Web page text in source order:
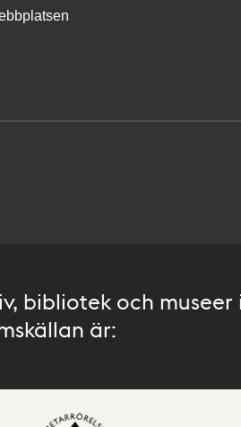
bibliotek och museer i
är: